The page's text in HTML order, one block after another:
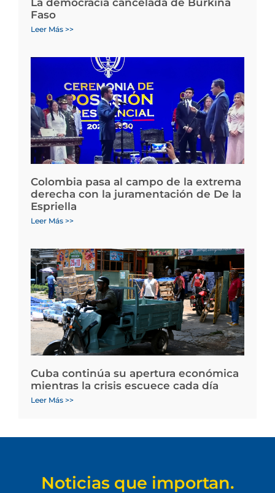
Faso
Leer Más >>
Colombia pasa al campo de la extrema
derecha con la juramentación de De la
Espriella
Leer Más >>
Cuba continúa su apertura económica
mientras la crisis escuece cada día
Leer Más >>
Noticias que importan.